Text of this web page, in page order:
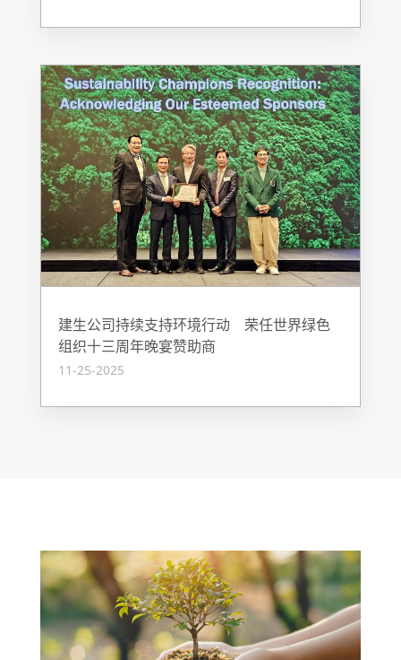
建生公司持续支持环境行动 荣任世界绿色
组织十三周年晚宴赞助商
11-25-2025